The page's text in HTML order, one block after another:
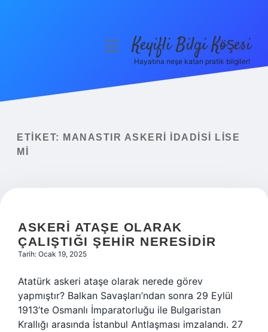
Yasal Uyarı
menüyüKeyifli Bilgi Köşesi
Hayatına neşe katan pratik bilgiler!
ETIKET:
MANASTIR ASKERI İDADISI LISE
MI
ASKERI ATAŞE OLARAK
ÇALIŞTIĞI ŞEHIR NERESIDIR
Tarih: Ocak 19, 2025
Atatürk askeri ataşe olarak nerede görev
yapmıştır? Balkan Savaşları’ndan sonra 29 Eylül
1913’te Osmanlı İmparatorluğu ile Bulgaristan
Krallığı arasında İstanbul Antlaşması imzalandı. 27